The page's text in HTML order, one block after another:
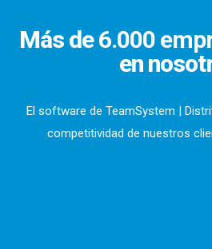
Más de6.000
en
El software de TeamSystem |
competitividad de nuestros